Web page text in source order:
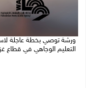
ورشة توصي بخطة عاجلة
التعليم الوجاهي في قطاع